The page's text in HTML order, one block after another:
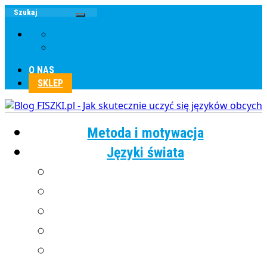
O NAS
SKLEP
Metoda i motywacja
Języki świata